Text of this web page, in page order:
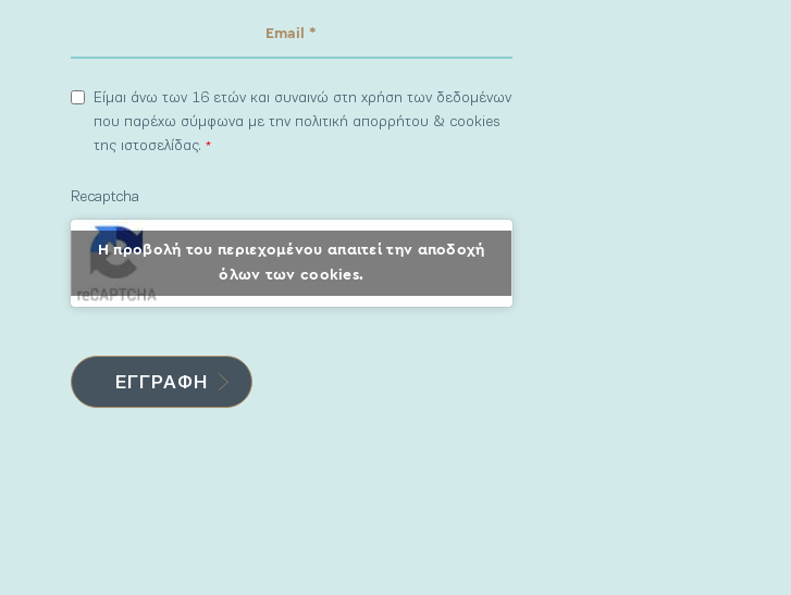
Είμαι άνω των 16 ετών και συναινώ στη χρήση των δεδομένων
που παρέχω σύμφωνα με την πολιτική απορρήτου & cookies
της ιστοσελίδας.*
Recaptcha
Η προβολή του περιεχομένου απαιτεί την αποδοχή
όλων των cookies.